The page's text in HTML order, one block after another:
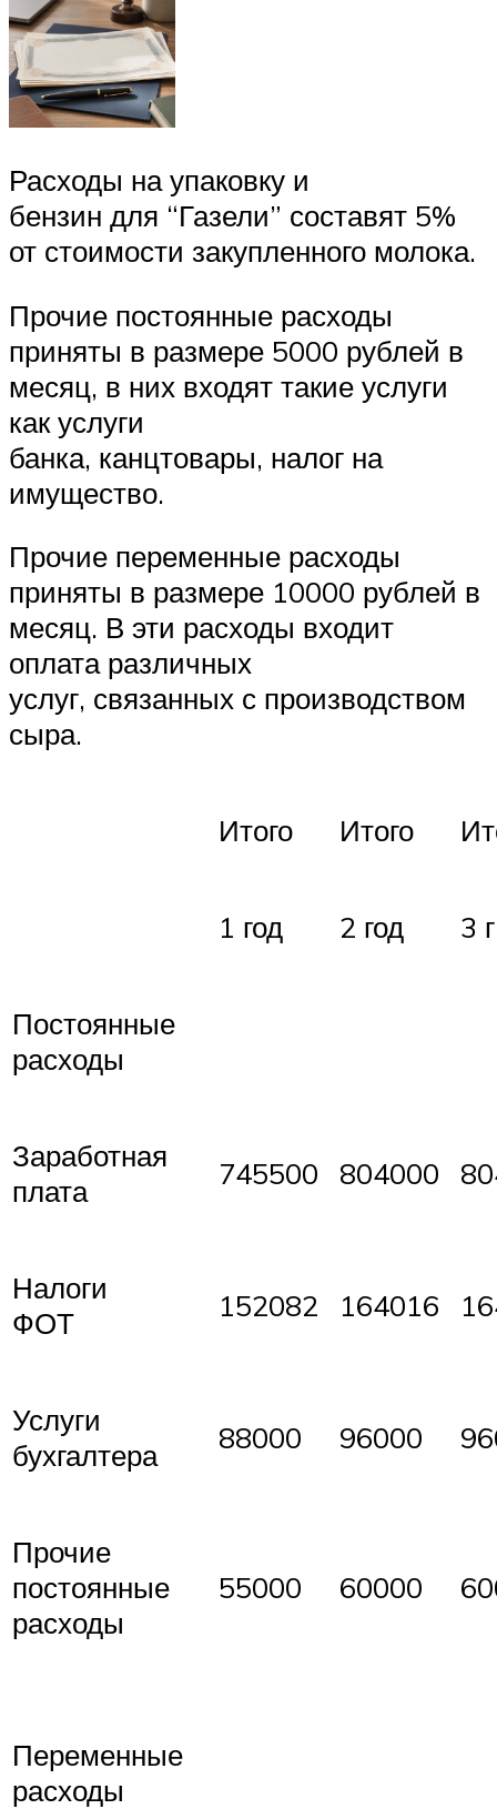
Расходы на упаковку и
бензин для “Газели” составят 5%
от стоимости закупленного молока.
Прочие постоянные расходы
приняты в размере 5000 рублей в
месяц, в них входят такие услуги
как услуги
банка, канцтовары, налог на
имущество.
Прочие переменные расходы
приняты в размере 10000 рублей в
месяц. В эти расходы входит
оплата различных
услуг, связанных с производством
сыра.
Итого Итого
1 год 2 год 3
Постоянные
расходы
Заработная
плата
745500 804000
Налоги
ФОТ
152082 164016
Услуги
бухгалтера
88000 96000
Прочие
постоянные
расходы
55000 60000
Переменные
расходы